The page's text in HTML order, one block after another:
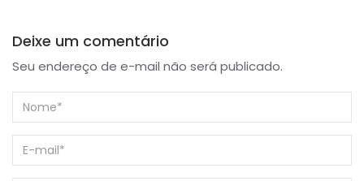
Deixe um comentário
Seu endereço de e-mail não será publicado.